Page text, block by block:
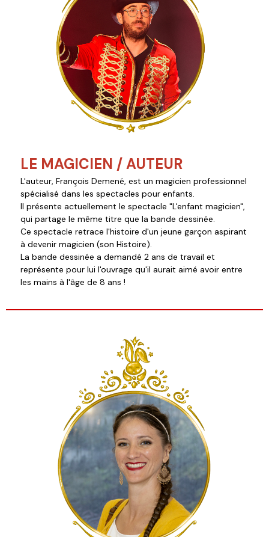
LE MAGICIEN / AUTEUR
L'auteur, François Demené, est un magicien professionnel
spécialisé dans les spectacles pour enfants.
Il présente actuellement le spectacle "L'enfant magicien",
qui partage le même titre que la bande dessinée.
Ce spectacle retrace l'histoire d'un jeune garçon aspirant
à devenir magicien (son Histoire).
La bande dessinée a demandé 2 ans de travail et
représente pour lui l'ouvrage qu'il aurait aimé avoir entre
les mains à l'âge de 8 ans !